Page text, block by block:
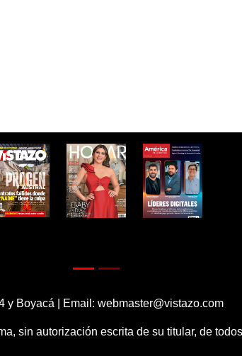
y Boyacá | Email: webmaster@vistazo.com
sin autorización escrita de su titular, de